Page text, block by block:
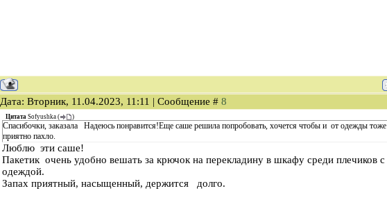
Дата: Вторник, 11.04.2023, 11:11 | Сообщение # 8
Цитата Sofyushka ( )
Спасибочки, заказала Надеюсь понравится!Еще саше решила попробовать, хочется чтобы и от одежды тоже
приятно пахло.
Люблю эти саше!
Пакетик очень удобно вешать за крючок на перекладину в шкафу среди плечиков с
одеждой.
Запах приятный, насыщенный, держится долго.